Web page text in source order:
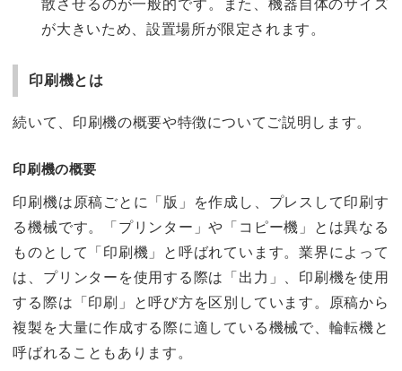
散させるのが一般的です。また、機器自体のサイズ
が大きいため、設置場所が限定されます。
印刷機とは
続いて、印刷機の概要や特徴についてご説明します。
印刷機の概要
印刷機は原稿ごとに「版」を作成し、プレスして印刷す
る機械です。「プリンター」や「コピー機」とは異なる
ものとして「印刷機」と呼ばれています。業界によって
は、プリンターを使用する際は「出力」、印刷機を使用
する際は「印刷」と呼び方を区別しています。原稿から
複製を大量に作成する際に適している機械で、輪転機と
呼ばれることもあります。